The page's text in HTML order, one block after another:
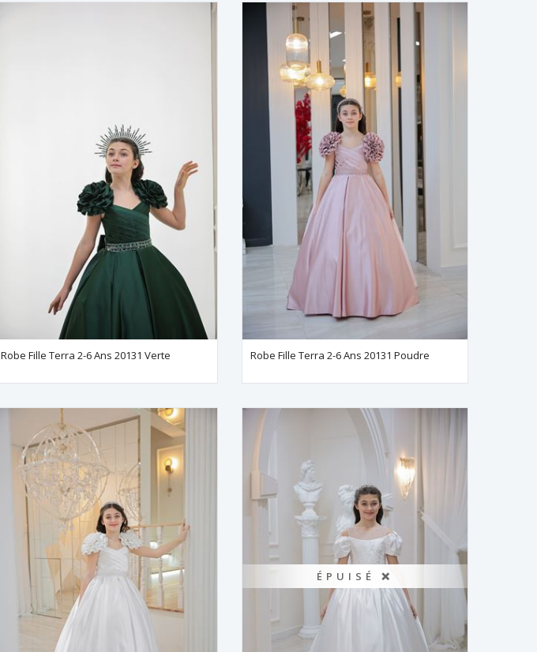
Robe Fille Terra 2-6 Ans 20131 Verte Robe Fille Terra 2-6 Ans 20131 Poudre
ÉPUISÉ ❌